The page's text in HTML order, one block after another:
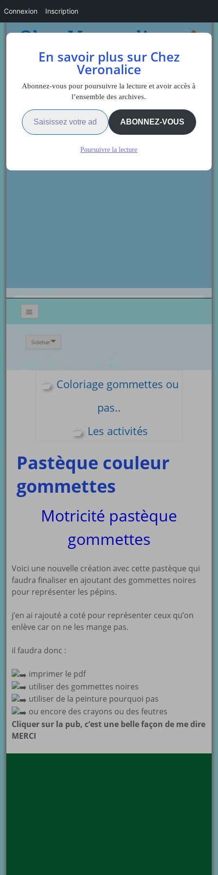
Sidebar
Coloriage gommettes ou
pas..
Les activités
Pastèque couleur
gommettes
Motricité pastèque
gommettes
Voici une nouvelle création avec cette pastèque qui
faudra finaliser en ajoutant des gommettes noires
pour représenter les pépins.
j’en ai rajouté a coté pour représenter ceux qu’on
enlève car on ne les mange pas.
il faudra donc :
imprimer le pdf
utiliser des gommettes noires
utiliser de la peinture pourquoi pas
ou encore des crayons ou des feutres
Cliquer sur la pub, c’est une belle façon de me dire
MERCI
En savoir plus sur Chez
Veronalice
Abonnez-vous pour poursuivre la lecture et avoir accès à
l’ensemble des archives.
Saisissez votre adresse e-mail…
ABONNEZ-VOUS
Poursuivre la lecture
Connexion Inscription